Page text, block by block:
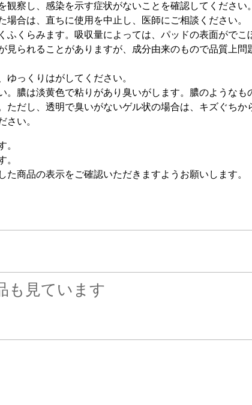
察し、感染を示す症状がないことを確認してください
合は、直ちに使用を中止し、医師にご相談ください。
くらみます。吸収量によっては、パッドの表面がでこ
られることがありますが、成分由来のもので品質上問
ゆっくりはがしてください。
。膿は淡黄色で粘りがあり臭いがします。膿のようなも
だし、透明で臭いがないゲル状の場合は、キズぐちか
さい。
。
。
商品の表示をご確認いただきますようお願いします。
も見ています